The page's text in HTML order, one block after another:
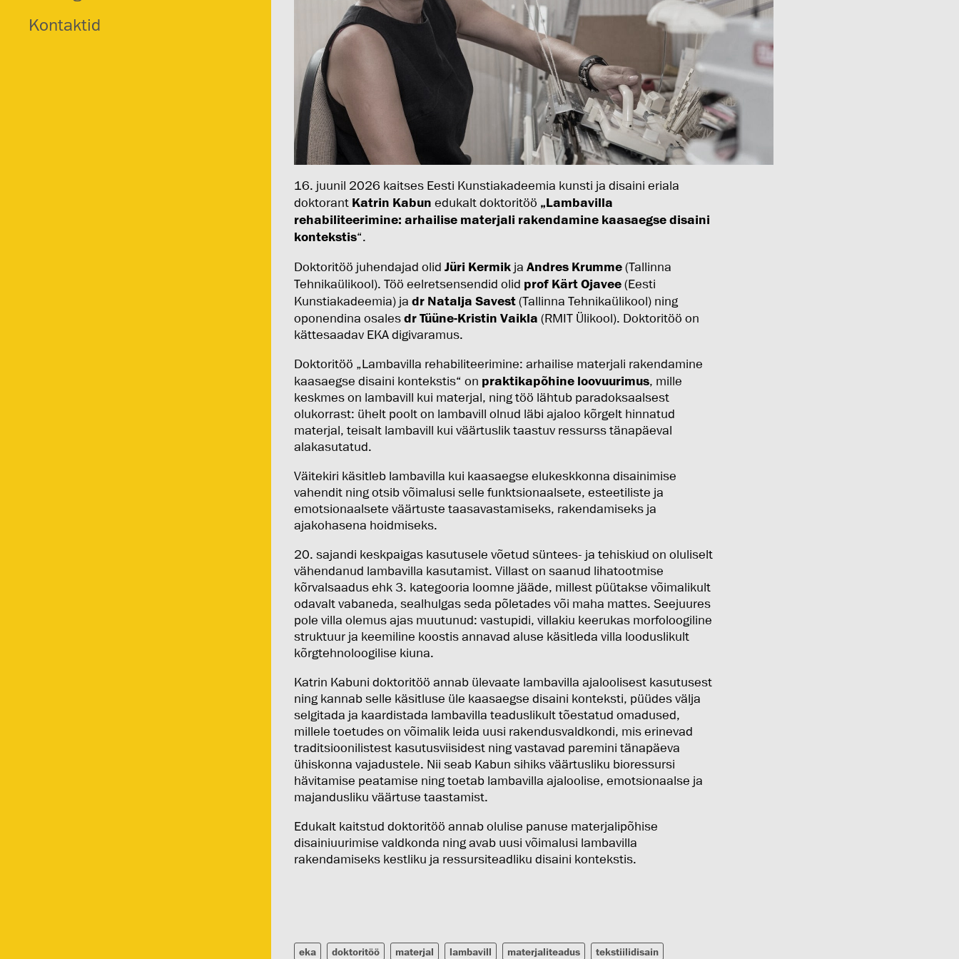
Kontaktid
16. juunil 2026 kaitses Eesti Kunstiakadeemia kunsti ja disaini eriala
doktorant Katrin Kabun edukalt doktoritöö „Lambavilla
rehabiliteerimine: arhailise materjali rakendamine kaasaegse disaini
kontekstis“.
Doktoritöö juhendajad olid Jüri Kermik ja Andres Krumme (Tallinna
Tehnikaülikool). Töö eelretsensendid olid prof Kärt Ojavee (Eesti
Kunstiakadeemia) ja dr Natalja Savest (Tallinna Tehnikaülikool) ning
oponendina osales dr Tüüne-Kristin Vaikla (RMIT Ülikool). Doktoritöö on
kättesaadav EKA digivaramus.
Doktoritöö „Lambavilla rehabiliteerimine: arhailise materjali rakendamine
kaasaegse disaini kontekstis“ on praktikapõhine loovuurimus, mille
keskmes on lambavill kui materjal, ning töö lähtub paradoksaalsest
olukorrast: ühelt poolt on lambavill olnud läbi ajaloo kõrgelt hinnatud
materjal, teisalt lambavill kui väärtuslik taastuv ressurss tänapäeval
alakasutatud.
Väitekiri käsitleb lambavilla kui kaasaegse elukeskkonna disainimise
vahendit ning otsib võimalusi selle funktsionaalsete, esteetiliste ja
emotsionaalsete väärtuste taasavastamiseks, rakendamiseks ja
ajakohasena hoidmiseks.
20. sajandi keskpaigas kasutusele võetud süntees- ja tehiskiud on oluliselt
vähendanud lambavilla kasutamist. Villast on saanud lihatootmise
kõrvalsaadus ehk 3. kategooria loomne jääde, millest püütakse võimalikult
odavalt vabaneda, sealhulgas seda põletades või maha mattes. Seejuures
pole villa olemus ajas muutunud: vastupidi, villakiu keerukas morfoloogiline
struktuur ja keemiline koostis annavad aluse käsitleda villa looduslikult
kõrgtehnoloogilise kiuna.
Katrin Kabuni doktoritöö annab ülevaate lambavilla ajaloolisest kasutusest
ning kannab selle käsitluse üle kaasaegse disaini konteksti, püüdes välja
selgitada ja kaardistada lambavilla teaduslikult tõestatud omadused,
millele toetudes on võimalik leida uusi rakendusvaldkondi, mis erinevad
traditsioonilistest kasutusviisidest ning vastavad paremini tänapäeva
ühiskonna vajadustele. Nii seab Kabun sihiks väärtusliku bioressursi
hävitamise peatamise ning toetab lambavilla ajaloolise, emotsionaalse ja
majandusliku väärtuse taastamist.
Edukalt kaitstud doktoritöö annab olulise panuse materjalipõhise
disainiuurimise valdkonda ning avab uusi võimalusi lambavilla
rakendamiseks kestliku ja ressursiteadliku disaini kontekstis.
eka doktoritöö materjal lambavill materjaliteadus tekstiilidisain